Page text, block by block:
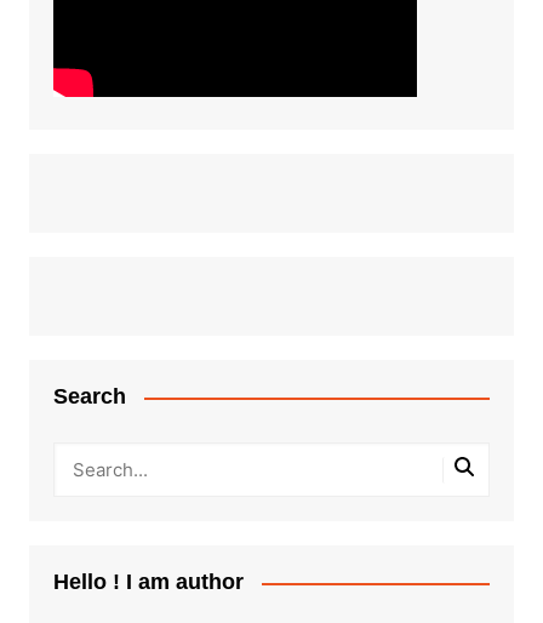
Search
Hello ! I am author